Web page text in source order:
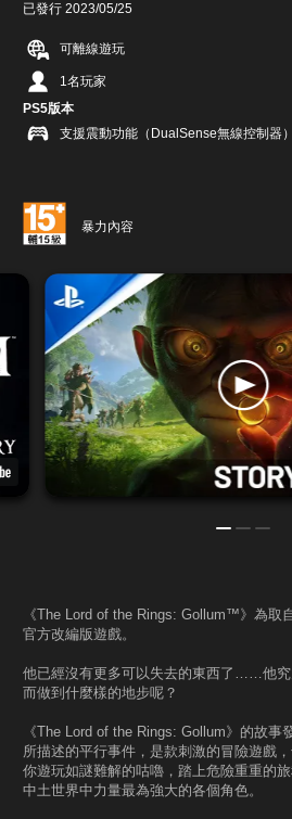
已發行 2023/05/25
可離線遊玩
1名玩家
PS5版本
支援震動功能（DualSense無線控制器）
暴力內容
《The Lord of the Rings: Gollum™》為取
官方改編版遊戲。
他已經沒有更多可以失去的東西了……他究
而做到什麼樣的地步呢？
《The Lord of the Rings: Gollum》的故
所描述的平行事件，是款刺激的冒險遊戲
你遊玩如謎難解的咕嚕，踏上危險重重的
中土世界中力量最為強大的各個角色。